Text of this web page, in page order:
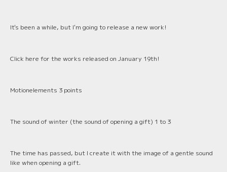
It's been a while, but I'm going to release a new work!
Click here for the works released on January 19th!
Motionelements 3 points
The sound of winter (the sound of opening a gift) 1 to 3
The time has passed, but I create it with the image of a gentle sound
like when opening a gift.